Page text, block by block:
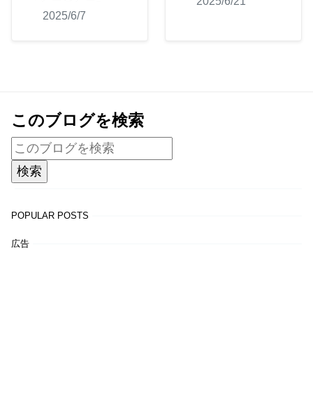
2025/6/7
このブログを検索
POPULAR POSTS
広告